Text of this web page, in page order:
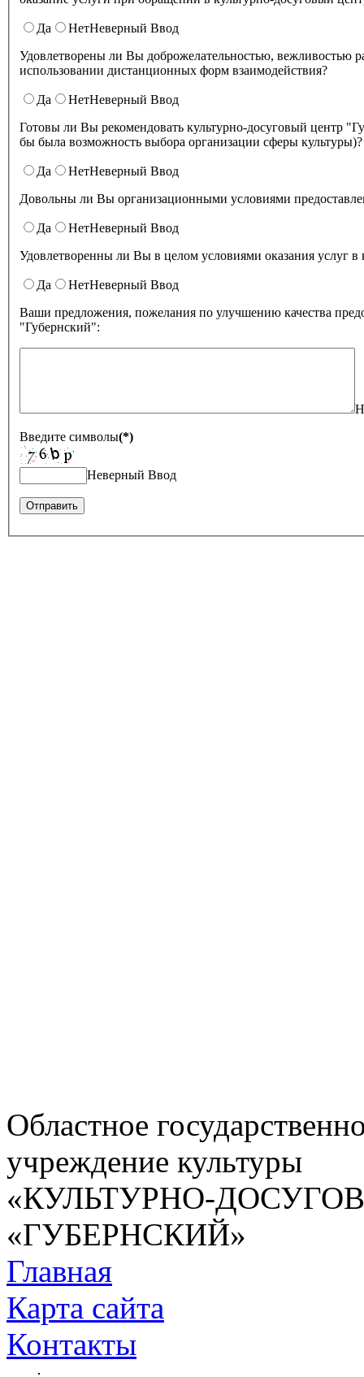
Да НетНеверный Ввод
Удовлетворены ли Вы доброжелательностью, вежливостью работников культурно-досугового центра "Губернский" при
использовании дистанционных форм взаимодействия?
Да НетНеверный Ввод
Готовы ли Вы рекомендовать культурно-досуговый центр "Губернский" родственникам и знакомым (могли бы
бы была возможность выбора организации сферы культуры)?
Да НетНеверный Ввод
Довольны ли Вы организационными условиями
Да НетНеверный Ввод
Удовлетворенны ли Вы в целом условиями
Да НетНеверный Ввод
Ваши предложения, пожелания по улучшению качества
"Губернский":
Введите символы(*)
Неверный Ввод
Областное
учреждение культуры
«КУЛЬТУРНО-
«ГУБЕРНСКИЙ»
Главная
Карта сайта
Контакты